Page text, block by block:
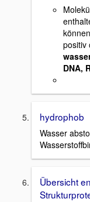
positiv
DNA,
hydrophob
Wasser
Übersicht